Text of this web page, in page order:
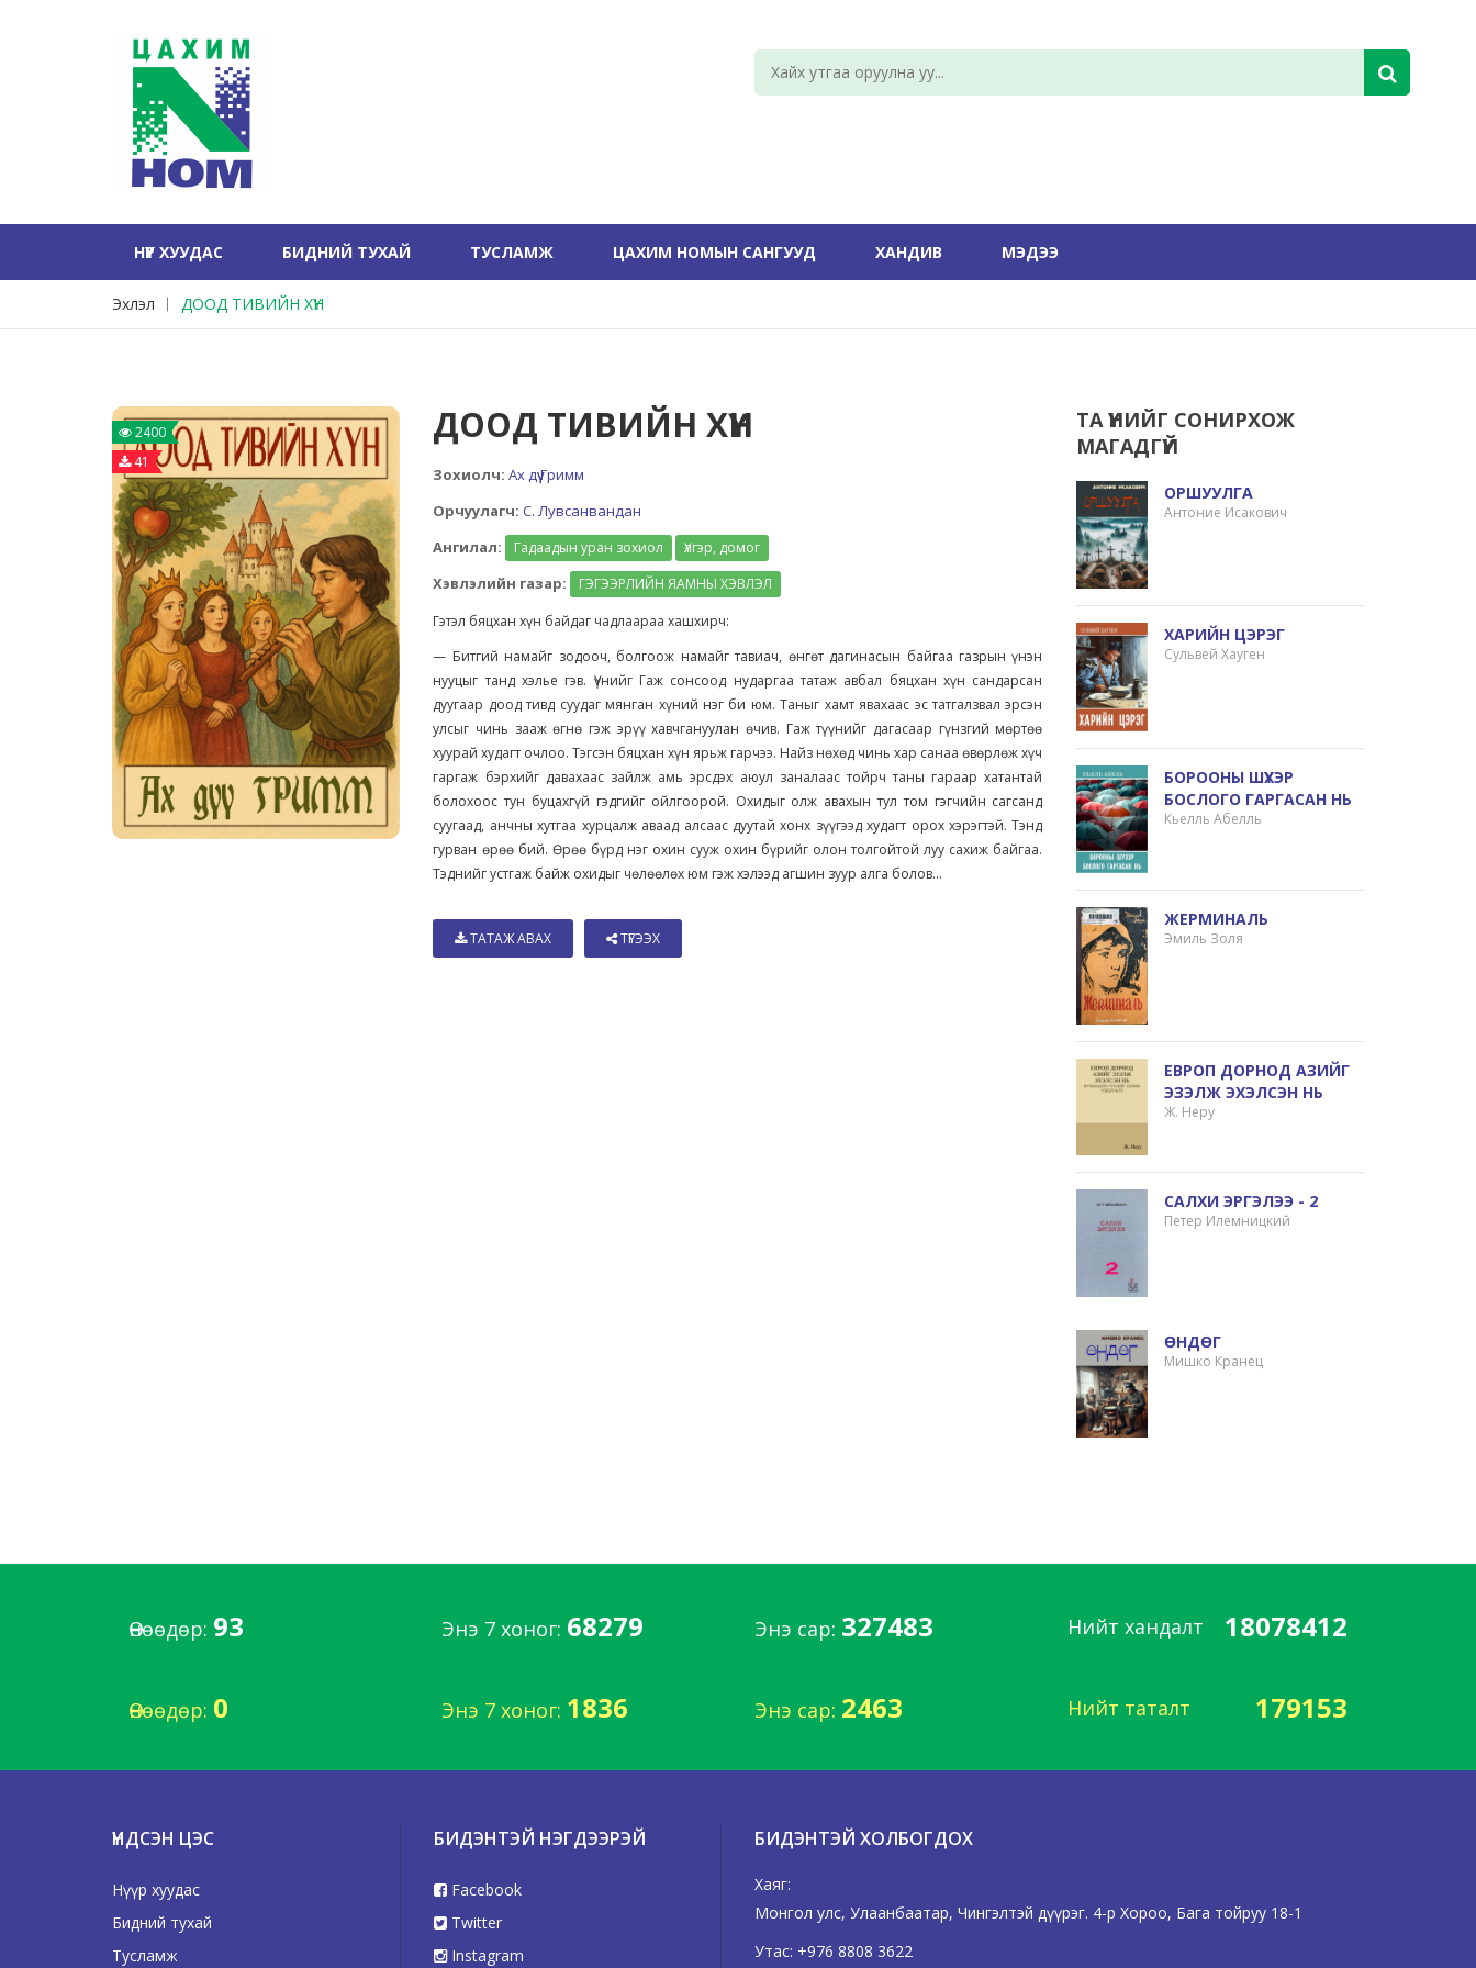
НҮҮР ХУУДАС БИДНИЙ ТУХАЙ ТУСЛАМЖ ЦАХИМ НОМЫН САНГУУД ХАНДИВ МЭДЭЭ
Эхлэл ДООД ТИВИЙН ХҮН
2400
41
ДООД ТИВИЙН ХҮН
Зохиолч: Ах дүү Гримм
Орчуулагч: С. Лувсанвандан
Ангилал:
Гадаадын уран зохиол Үлгэр, домог
Хэвлэлийн газар:
ГЭГЭЭРЛИЙН ЯАМНЫ ХЭВЛЭЛ
Гэтэл бяцхан хүн байдаг чадлаараа хашхирч:
— Битгий намайг зодооч, болгоож намайг тавиач, өнгөт дагинасын байгаа газрын үнэн
нууцыг танд хэлье гэв. Үүнийг Гаж сонсоод нударгаа татаж авбал бяцхан хүн сандарсан
дуугаар доод тивд суудаг мянган хүний нэг би юм. Таныг хамт явахаас эс татгалзвал эрсэн
улсыг чинь зааж өгнө гэж эрүү хавчгануулан өчив. Гаж түүнийг дагасаар гүнзгий мөртөө
хуурай худагт очлоо. Тэгсэн бяцхан хүн ярьж гарчээ. Найз нөхөд чинь хар санаа өвөрлөж хүч
гаргаж бэрхийг давахаас зайлж амь эрсдэх аюул заналаас тойрч таны гараар хатантай
болохоос тун буцахгүй гэдгийг ойлгоорой. Охидыг олж авахын тул том гэгчийн сагсанд
суугаад, анчны хутгаа хурцалж аваад алсаас дуутай хонх зүүгээд худагт орох хэрэгтэй. Тэнд
гурван өрөө бий. Өрөө бүрд нэг охин сууж охин бүрийг олон толгойтой луу сахиж байгаа.
Тэднийг устгаж байж охидыг чөлөөлөх юм гэж хэлээд агшин зуур алга болов...
ТАТАЖ АВАХ ТҮГЭЭХ
ТА ҮҮНИЙГ СОНИРХОЖ
МАГАДГҮЙ
ОРШУУЛГА
Антоние Исакович
ХАРИЙН ЦЭРЭГ
Сульвей Хауген
БОРООНЫ ШҮХЭР
БОСЛОГО ГАРГАСАН НЬ
Кьелль Абелль
ЖЕРМИНАЛЬ
Эмиль Золя
ЕВРОП ДОРНОД АЗИЙГ
ЭЗЭЛЖ ЭХЭЛСЭН НЬ
Ж. Неру
САЛХИ ЭРГЭЛЭЭ - 2
Петер Илемницкий
ӨНДӨГ
Мишко Кранец
Өнөөдөр: 93 Энэ 7 хоног: 68279 Энэ сар: 327483 Нийт хандалт 18078412
Өнөөдөр: 0 Энэ 7 хоног: 1836 Энэ сар: 2463 Нийт таталт 179153
ҮНДСЭН ЦЭС
Нүүр хуудас
Бидний тухай
Тусламж
БИДЭНТЭЙ НЭГДЭЭРЭЙ
Facebook
Twitter
Instagram
БИДЭНТЭЙ ХОЛБОГДОХ
Хаяг:
Монгол улс, Улаанбаатар, Чингэлтэй дүүрэг. 4-р Хороо, Бага тойруу 18-1
Утас: +976 8808 3622